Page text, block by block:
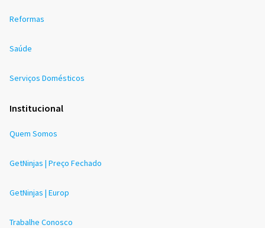
Reformas
Saúde
Serviços Domésticos
Institucional
Quem Somos
GetNinjas | Preço Fechado
GetNinjas | Europ
Trabalhe Conosco